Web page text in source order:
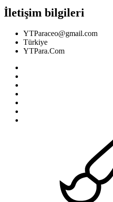
İletişim bilgileri
YTParaceo@gmail.com
Türkiye
YTPara.Com